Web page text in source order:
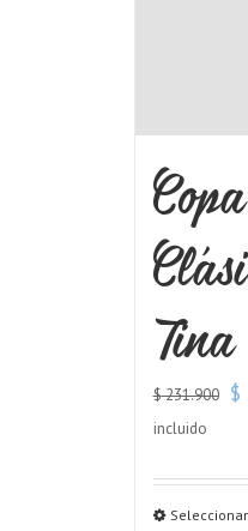
Copa
Tina
$231.900 $
incluido
Seleccionar